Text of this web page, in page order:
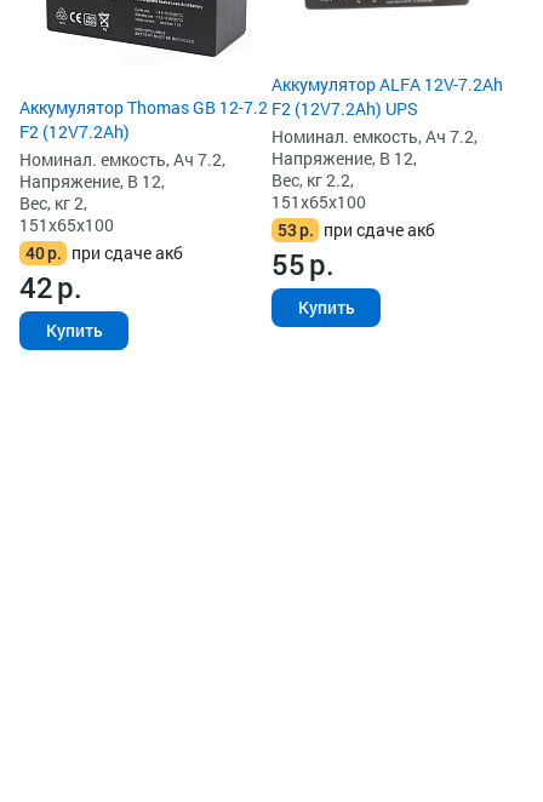
Аккумулятор Thomas GB 12-7.2
F2 (12V7.2Ah)
Номинал. емкость, Ач 7.2,
Напряжение, В 12,
Вес, кг 2,
151x65x100
40р. при сдаче акб
42р.
Купить
Аккумулятор ALFA 12V-7.2Ah
F2 (12V7.2Ah) UPS
Номинал. емкость, Ач 7.2,
Напряжение, В 12,
Вес, кг 2.2,
151x65x100
53р. при сдаче акб
55р.
Купить